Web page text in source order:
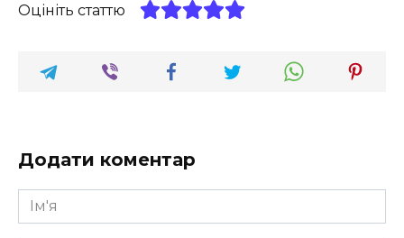
Оцініть статтю
Додати коментар
Ім'я
*